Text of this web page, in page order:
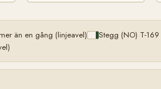
än en gång (linjeavel)
Stegg (NO) T-